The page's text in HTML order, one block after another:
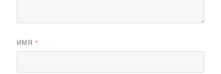
ИМЯ *